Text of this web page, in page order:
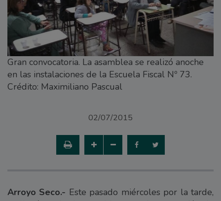
Gran convocatoria. La asamblea se realizó anoche
en las instalaciones de la Escuela Fiscal Nº 73.
Crédito: Maximiliano Pascual
02/07/2015
Arroyo Seco.- Este pasado miércoles por la tarde,